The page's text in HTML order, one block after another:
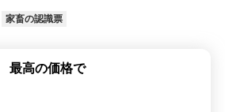
家畜の認識票
最高の価格で